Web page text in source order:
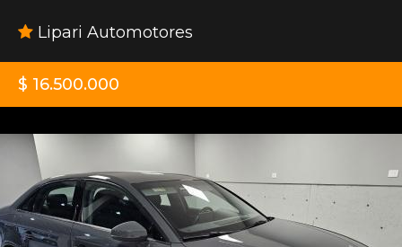
Lipari Automotores
$ 16.500.000